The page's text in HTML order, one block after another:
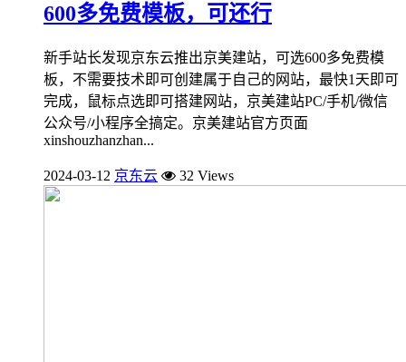
600多免费模板，可还行
新手站长发现京东云推出京美建站，可选600多免费模
板，不需要技术即可创建属于自己的网站，最快1天即可
完成，鼠标点选即可搭建网站，京美建站PC/手机/微信
公众号/小程序全搞定。京美建站官方页面
xinshouzhanzhan...
2024-03-12 京东云 32 Views